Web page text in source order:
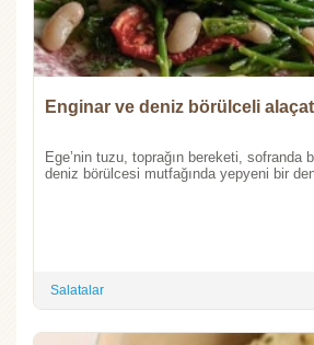
Enginar ve deniz börülceli
Ege’nin tuzu, toprağın bereketi, sofranda
deniz börülcesi mutfağında yepyeni bir
Salatalar